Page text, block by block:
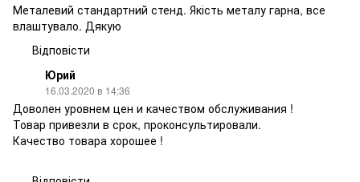
Металевий стандартний стенд. Якість металу гарна, все
влаштувало. Дякую
Відповісти
Юрий
16.03.2020 в 14:36
Доволен уровнем цен и качеством обслуживания !
Товар привезли в срок, проконсультировали.
Качество товара хорошее !